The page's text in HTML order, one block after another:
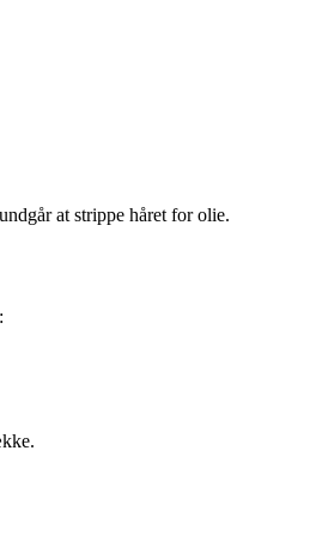
at strippe håret for olie.